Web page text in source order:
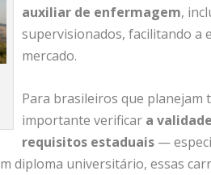
auxiliar de enfermagem,
supervisionados, facilitando a
mercado.
Para brasileiros que planejam
importante verificar a
requisitos estaduais —
diploma universitário, essas